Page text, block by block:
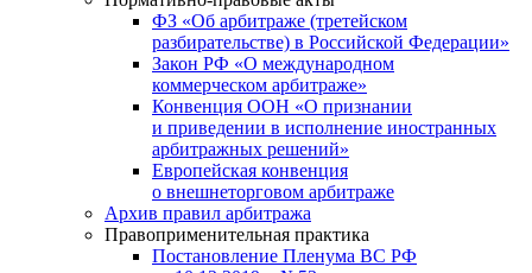
ФЗ «Об арбитраже (третейском
разбирательстве) в Российской Федерации»
Закон РФ «О международном
коммерческом арбитраже»
Конвенция ООН «О признании
и приведении в исполнение иностранных
арбитражных решений»
Европейская конвенция
о внешнеторговом арбитраже
Архив правил арбитража
Правоприменительная практика
Постановление Пленума ВС РФ